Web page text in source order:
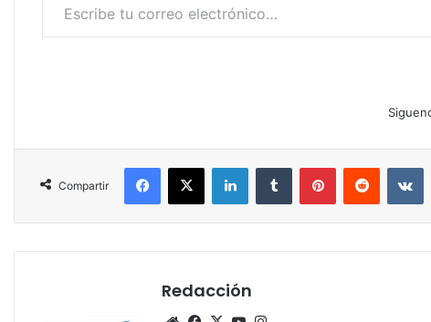
Compartir
Redacción